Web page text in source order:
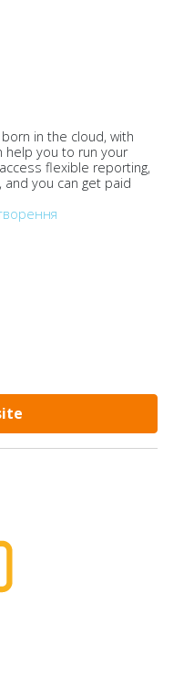
in the cloud, with
help you to run your
flexible reporting,
you can get paid